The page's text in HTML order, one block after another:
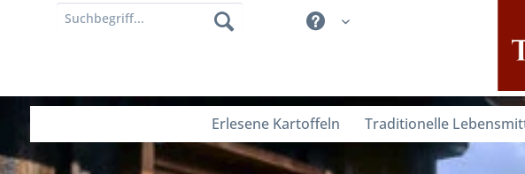
Erlesene Kartoffeln Traditionelle